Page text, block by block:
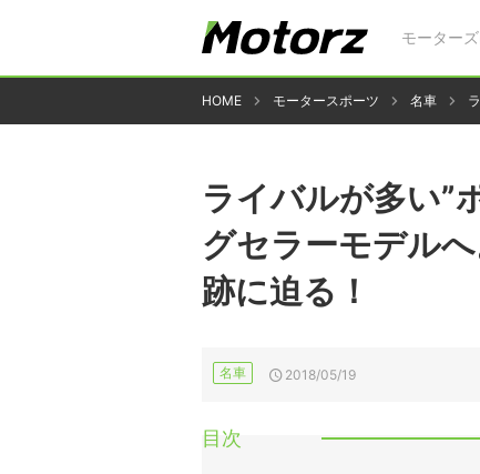
モーター
HOME モータースポーツ 名車
ライバルが多い”
グセラーモデル
跡に迫る！
名車 2018/05/19
目次